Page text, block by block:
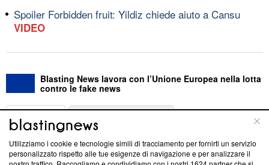
Spoiler Forbidden fruit: Yildiz chiede aiuto a Cansu
VIDEO
Blasting News lavora con l’Unione Europea nella lotta
contro le fake news
ABOUT
Questa sezione offre informazioni trasparenti su Blasting
Utilizziamo i cookie e tecnologie simili di tracciamento per fornirti un servizio
personalizzato rispetto alle tue esigenze di navigazione e per analizzare il